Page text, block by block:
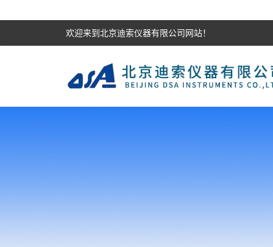
欢迎来到北京迪索仪器有限公司网站！